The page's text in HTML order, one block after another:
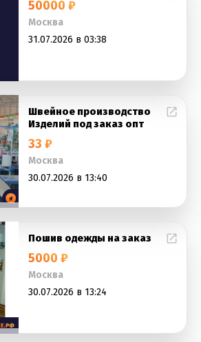
50000 ₽
Москва
31.07.2026 в 03:38
Швейное производство
Изделий под заказ опт
33 ₽
Москва
30.07.2026 в 13:40
Пошив одежды на заказ
5000 ₽
Москва
30.07.2026 в 13:24